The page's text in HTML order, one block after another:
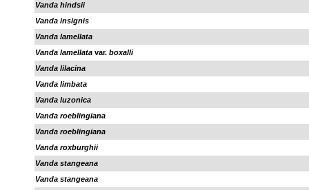
Vanda hindsii
Vanda insignis
Vanda lamellata
Vanda lamellata var. boxalli
Vanda lilacina
Vanda limbata
Vanda luzonica
Vanda roeblingiana
Vanda roeblingiana
Vanda roxburghii
Vanda stangeana
Vanda stangeana